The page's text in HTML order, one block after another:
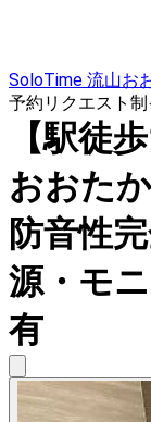
SoloTime 流山お
予約リクエスト制
【駅徒
おおた
防音性
源・モ
有